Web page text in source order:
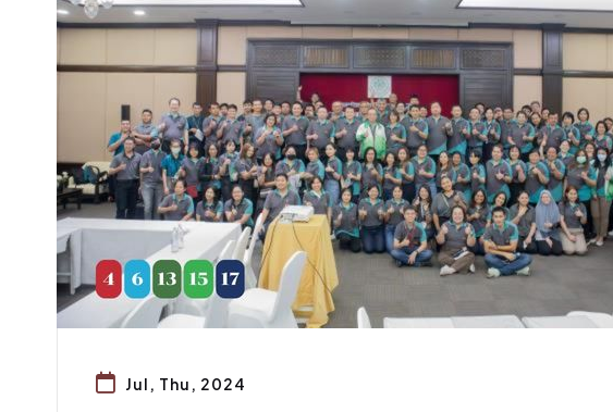
Jul, Thu, 2024